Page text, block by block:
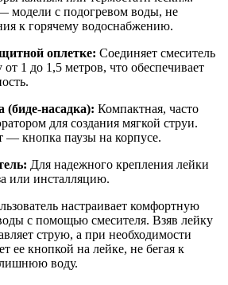
модели с подогревом воды, не
к горячему водоснабжению.
оплетке: Соединяет смеситель
1 до 1,5 метров, что обеспечивает
(биде-насадка): Компактная, часто
для создания мягкой струи.
— кнопка паузы на корпусе.
Для надежного крепления лейки
или инсталляцию.
настраивает комфортную
с помощью смесителя. Взяв лейку
струю, а при необходимости
ее кнопкой на лейке, не бегая к
лишнюю воду.